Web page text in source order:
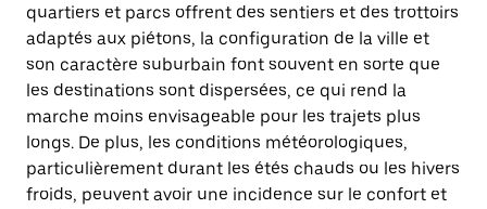
quartiers et parcs offrent des sentiers et des trottoirs
adaptés aux piétons, la configuration de la ville et
son caractère suburbain font souvent en sorte que
les destinations sont dispersées, ce qui rend la
marche moins envisageable pour les trajets plus
longs. De plus, les conditions météorologiques,
particulièrement durant les étés chauds ou les hivers
froids, peuvent avoir une incidence sur le confort et